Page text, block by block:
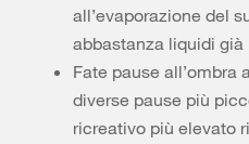
all’evaporazione del
abbastanza liquidi
Fate pause all’ombra
diverse pause più
ricreativo più elevato